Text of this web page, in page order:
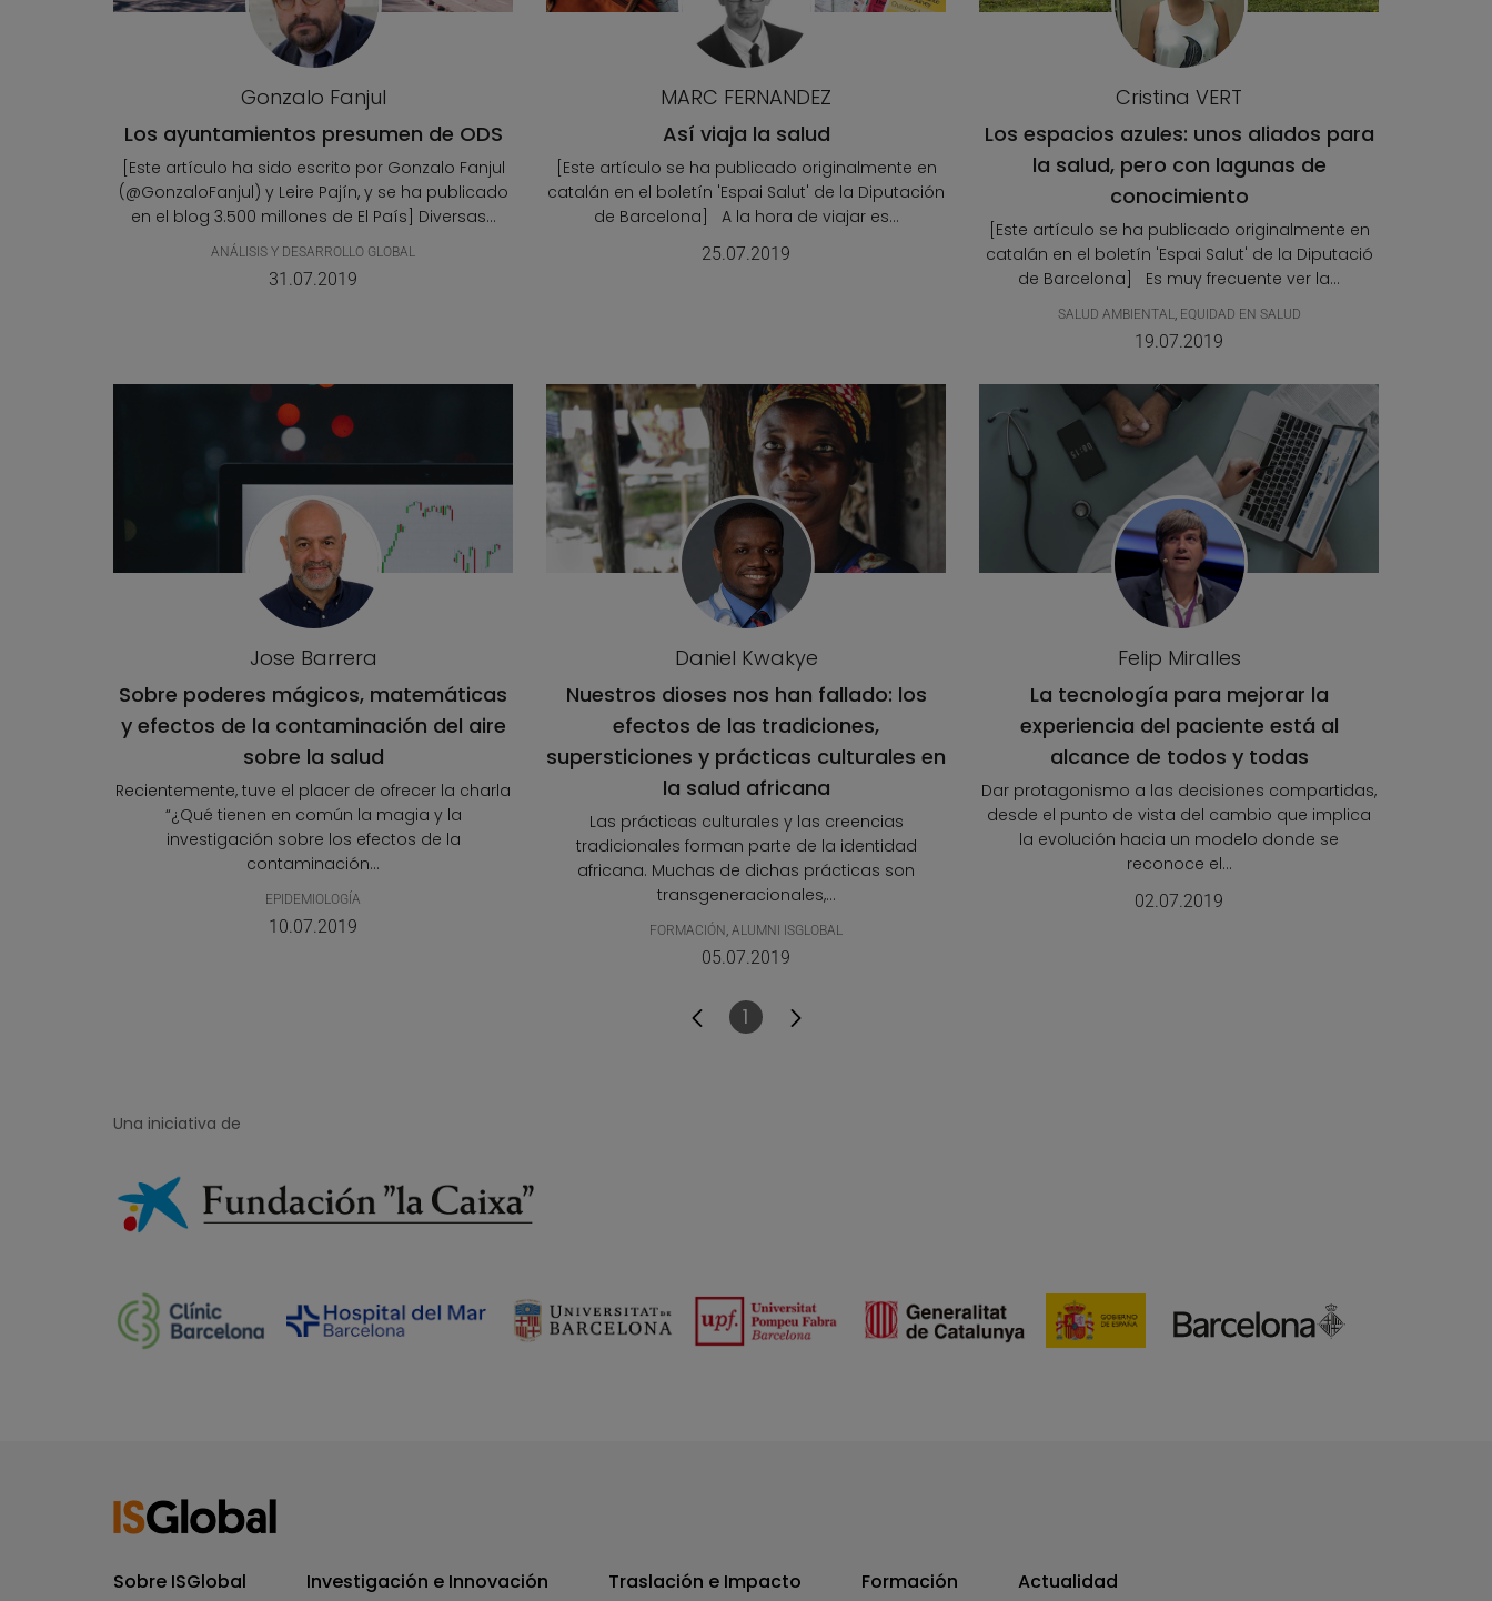
Gonzalo Fanjul
Los ayuntamientos presumen de ODS
[Este artículo ha sido escrito por Gonzalo Fanjul
(@GonzaloFanjul) y Leire Pajín, y se ha publicado
en el blog 3.500 millones de El País] Diversas...
ANÁLISIS Y DESARROLLO GLOBAL
31.07.2019
MARC FERNANDEZ
Así viaja la salud
[Este artículo se ha publicado originalmente en
catalán en el boletín 'Espai Salut' de la Diputación
de Barcelona] A la hora de viajar es...
25.07.2019
Cristina VERT
Los espacios azules: unos aliados para
la salud, pero con lagunas de
conocimiento
[Este artículo se ha publicado originalmente en
catalán en el boletín 'Espai Salut' de la Diputació
de Barcelona] Es muy frecuente ver la...
SALUD AMBIENTAL, EQUIDAD EN SALUD
19.07.2019
Jose Barrera
Sobre poderes mágicos, matemáticas
y efectos de la contaminación del aire
sobre la salud
Recientemente, tuve el placer de ofrecer la charla
“¿Qué tienen en común la magia y la
investigación sobre los efectos de la
contaminación...
EPIDEMIOLOGÍA
10.07.2019
Daniel Kwakye
Nuestros dioses nos han fallado: los
efectos de las tradiciones,
supersticiones y prácticas culturales en
la salud africana
Las prácticas culturales y las creencias
tradicionales forman parte de la identidad
africana. Muchas de dichas prácticas son
transgeneracionales,...
FORMACIÓN , ALUMNI ISGLOBAL
05.07.2019
Felip Miralles
La tecnología para mejorar la
experiencia del paciente está al
alcance de todos y todas
Dar protagonismo a las decisiones compartidas,
desde el punto de vista del cambio que implica
la evolución hacia un modelo donde se
reconoce el...
02.07.2019
Página
1
Una iniciativa de
Sobre ISGlobal Investigación e Innovación Traslación e Impacto Formación Actualidad